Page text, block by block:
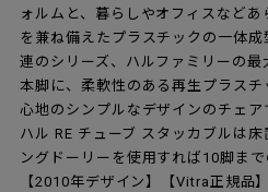
ォルムと、暮らしやオフィスなど
を兼ね備えたプラスチックの一体
連のシリーズ、ハルファミリーの
本脚に、柔軟性のある再生プラス
心地のシンプルなデザインのチェア
ハル RE チューブ スタッカブルは
ングドーリーを使用すれば10脚ま
【2010年デザイン】【Vitra正規品】